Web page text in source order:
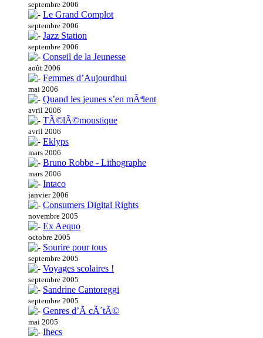
septembre 2006
Le Grand Complot
septembre 2006
Jazz Station
septembre 2006
Conseil de la Jeunesse
août 2006
Femmes d’Aujourdhui
mai 2006
Quand les jeunes s’en mÃªlent
avril 2006
TÃ©lÃ©moustique
avril 2006
Eklyps
mars 2006
Bruno Robbe - Lithographe
mars 2006
Intaco
janvier 2006
Consumers Digital Rights
novembre 2005
Ex Aequo
octobre 2005
Sourire pour tous
septembre 2005
Voyages scolaires !
septembre 2005
Sandrine Cantoreggi
septembre 2005
Genres d’Ã cÃ´tÃ©
mai 2005
Ihecs